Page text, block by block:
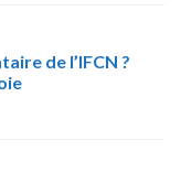
de l’IFCN ?